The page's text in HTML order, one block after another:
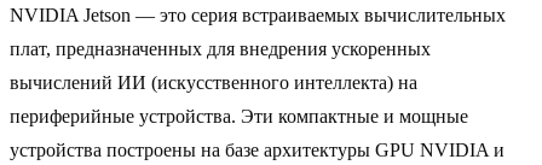
NVIDIA Jetson — это серия встраиваемых вычислительных
плат, предназначенных для внедрения ускоренных
вычислений ИИ (искусственного интеллекта) на
периферийные устройства. Эти компактные и мощные
устройства построены на базе архитектуры GPU NVIDIA и